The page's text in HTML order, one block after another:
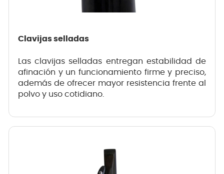
Clavijas selladas
Las clavijas selladas entregan estabilidad de
afinación y un funcionamiento firme y preciso,
además de ofrecer mayor resistencia frente al
polvo y uso cotidiano.